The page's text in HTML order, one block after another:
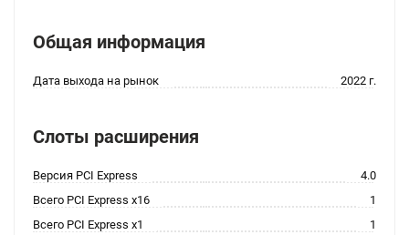
Общая информация
Дата выхода на рынок 2022 г.
Слоты расширения
Версия PCI Express
4.0
Всего PCI Express x16
1
Всего PCI Express x1
1